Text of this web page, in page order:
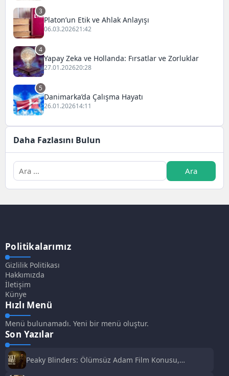
3
Platon’un Etik ve Ahlak Anlayışı
06.03.202621:42
4
Yapay Zeka ve Hollanda: Fırsatlar ve Zorluklar
27.01.202620:28
5
Danimarka’da Çalışma Hayatı
26.01.202614:11
Daha Fazlasını Bulun
Politikalarımız
Gizlilik Politikası
Hakkımızda
İletişim
Künye
Hızlı Menü
Menü bulunamadı. Yeni bir menü oluştur.
Son Yazılar
Peaky Blinders: Ölümsüz Adam Film Konusu,